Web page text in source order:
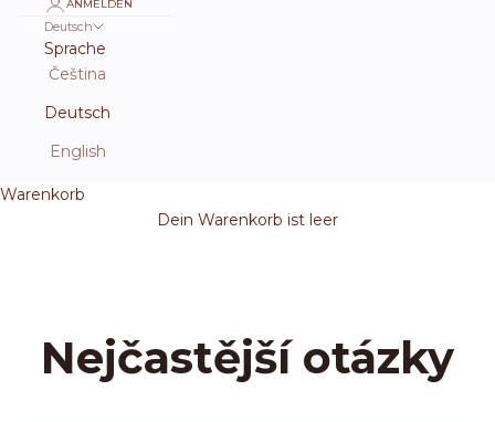
ANMELDEN
Deutsch
Sprache
Čeština
Deutsch
English
Warenkorb
Dein Warenkorb ist leer
Nejčastější otázky